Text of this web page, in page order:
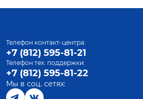
Телефон контакт-центра:
+7 (812) 595-81-21
Телефон тех. поддержки:
+7 (812) 595-81-22
Мы в соц. сетях: